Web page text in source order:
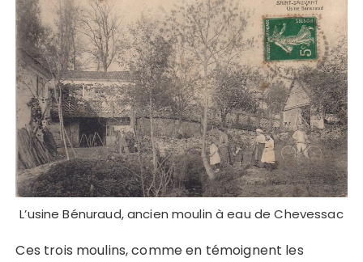
L’usine Bénuraud, ancien moulin à eau de Chevessac
Ces trois moulins, comme en témoignent les